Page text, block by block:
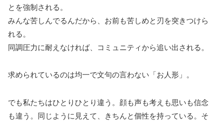
とを強制される。
みんな苦しんでるんだから、お前も苦しめと刃を突きつけら
れる。
同調圧力に耐えなければ、コミュニティから追い出される。
求められているのは均一で文句の言わない「お人形」。
でも私たちはひとりひとり違う。顔も声も考えも思いも信念
も違う。同じように見えて、きちんと個性を持っている。そ